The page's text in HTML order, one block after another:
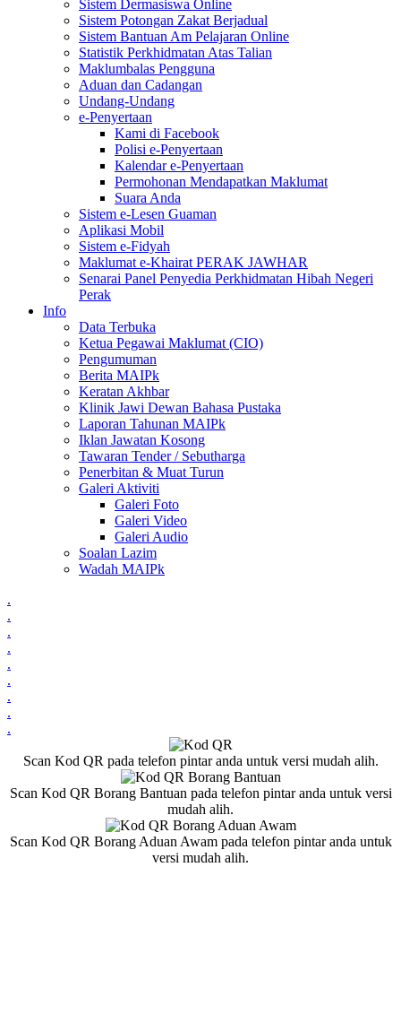
Sistem Dermasiswa Online
Sistem Potongan Zakat Berjadual
Sistem Bantuan Am Pelajaran Online
Statistik Perkhidmatan Atas Talian
Maklumbalas Pengguna
Aduan dan Cadangan
Undang-Undang
e-Penyertaan
Kami di Facebook
Polisi e-Penyertaan
Kalendar e-Penyertaan
Permohonan Mendapatkan Maklumat
Suara Anda
Sistem e-Lesen Guaman
Aplikasi Mobil
Sistem e-Fidyah
Maklumat e-Khairat PERAK JAWHAR
Senarai Panel Penyedia Perkhidmatan Hibah Negeri
Perak
Info
Data Terbuka
Ketua Pegawai Maklumat (CIO)
Pengumuman
Berita MAIPk
Keratan Akhbar
Klinik Jawi Dewan Bahasa Pustaka
Laporan Tahunan MAIPk
Iklan Jawatan Kosong
Tawaran Tender / Sebutharga
Penerbitan & Muat Turun
Galeri Aktiviti
Galeri Foto
Galeri Video
Galeri Audio
Soalan Lazim
Wadah MAIPk
.
.
.
.
.
.
.
.
.
Scan Kod QR pada telefon pintar anda untuk versi mudah alih.
Scan Kod QR Borang Bantuan pada telefon pintar anda untuk versi
mudah alih.
Scan Kod QR Borang Aduan Awam pada telefon pintar anda untuk
versi mudah alih.